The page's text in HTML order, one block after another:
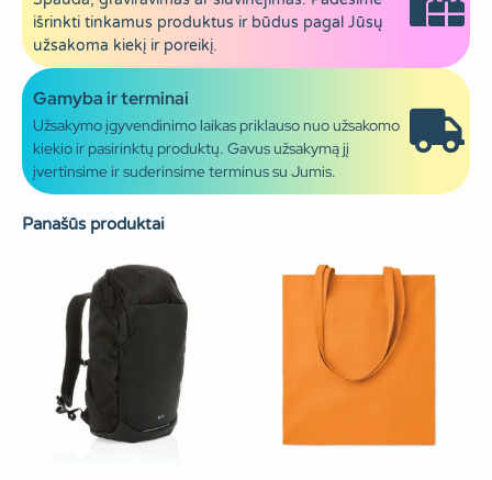
išrinkti tinkamus produktus ir būdus pagal Jūsų
užsakoma kiekį ir poreikį.
Gamyba ir terminai
Užsakymo įgyvendinimo laikas priklauso nuo užsakomo
kiekio ir pasirinktų produktų. Gavus užsakymą jį
įvertinsime ir suderinsime terminus su Jumis.
Panašūs produktai